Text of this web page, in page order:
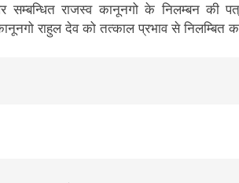
राजस्व कानूनगो के निलम्बन की
राहुल देव को तत्काल प्रभाव से निलम्बित